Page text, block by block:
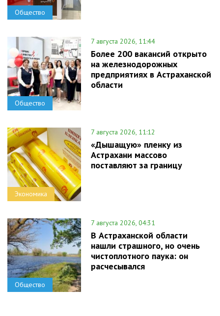
Общество
Общество
7 августа 2026, 11:44
Более 200 вакансий открыто
на железнодорожных
предприятиях в Астраханской
области
Экономика
7 августа 2026, 11:12
«Дышащую» пленку из
Астрахани массово
поставляют за границу
Общество
7 августа 2026, 04:31
В Астраханской области
нашли страшного, но очень
чистоплотного паука: он
расчесывался